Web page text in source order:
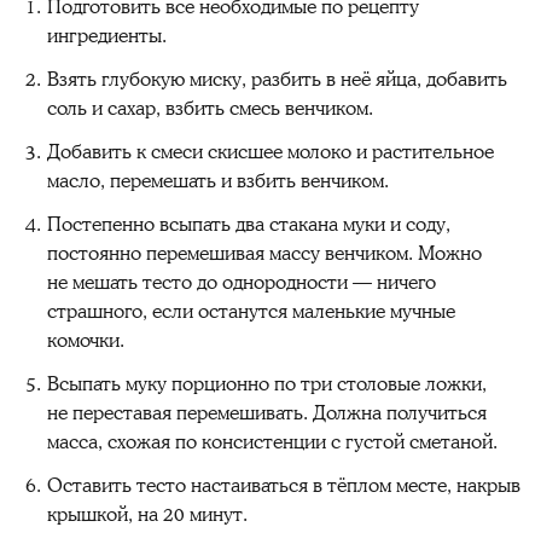
Подготовить все необходимые по рецепту
ингредиенты.
Взять глубокую миску, разбить в неё яйца, добавить
соль и сахар, взбить смесь венчиком.
Добавить к смеси скисшее молоко и растительное
масло, перемешать и взбить венчиком.
Постепенно всыпать два стакана муки и соду,
постоянно перемешивая массу венчиком. Можно
не мешать тесто до однородности — ничего
страшного, если останутся маленькие мучные
комочки.
Всыпать муку порционно по три столовые ложки,
не переставая перемешивать. Должна получиться
масса, схожая по консистенции с густой сметаной.
Оставить тесто настаиваться в тёплом месте, накрыв
крышкой, на 20 минут.